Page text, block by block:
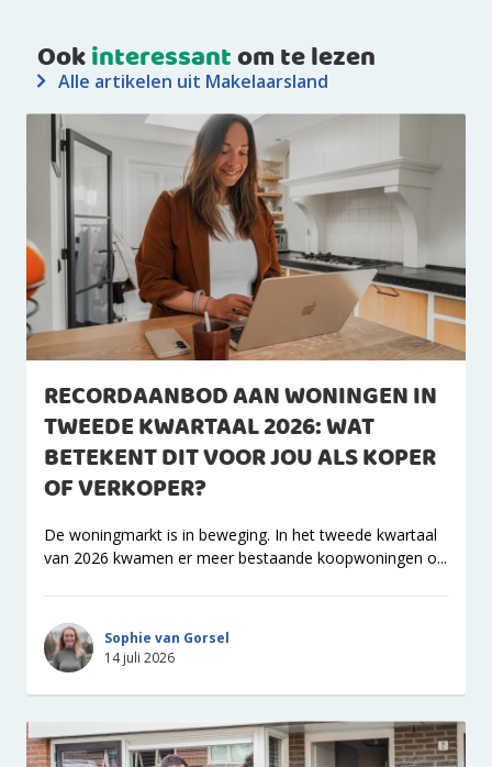
Ookinteressantom te lezen
Alle artikelen uit Makelaarsland
RECORDAANBOD AAN WONINGEN IN
TWEEDE KWARTAAL 2026: WAT
BETEKENT DIT VOOR JOU ALS KOPER
OF VERKOPER?
De woningmarkt is in beweging. In het tweede kwartaal
van 2026 kwamen er meer bestaande koopwoningen o...
Sophie van Gorsel
14 juli 2026